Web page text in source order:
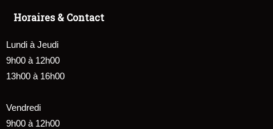
Horaires & Contact
Lundi à Jeudi
9h00 à 12h00
13h00 à 16h00
Vendredi
9h00 à 12h00